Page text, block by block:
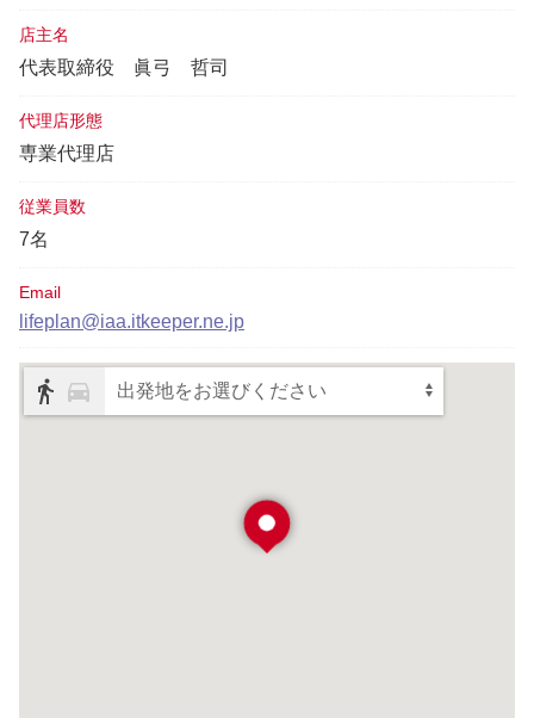
店主名
代表取締役 眞弓 哲司
代理店形態
専業代理店
従業員数
7名
Email
lifeplan@iaa.itkeeper.ne.jp
出発地をお選びください